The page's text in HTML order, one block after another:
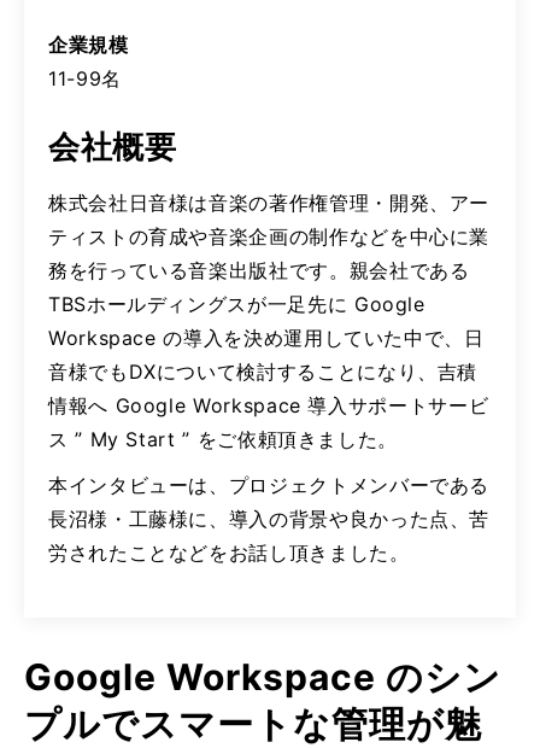
企業規模
11-99名
会社概要
株式会社日音様は音楽の著作権管理・開発、アー
ティストの育成や音楽企画の制作などを中心に業
務を行っている音楽出版社です。親会社である
TBSホールディングスが一足先に Google
Workspace の導入を決め運用していた中で、日
音様でもDXについて検討することになり、吉積
情報へ Google Workspace 導入サポートサービ
ス ” My Start ” をご依頼頂きました。
本インタビューは、プロジェクトメンバーである
長沼様・工藤様に、導入の背景や良かった点、苦
労されたことなどをお話し頂きました。
Google Workspace のシン
プルでスマートな管理が魅